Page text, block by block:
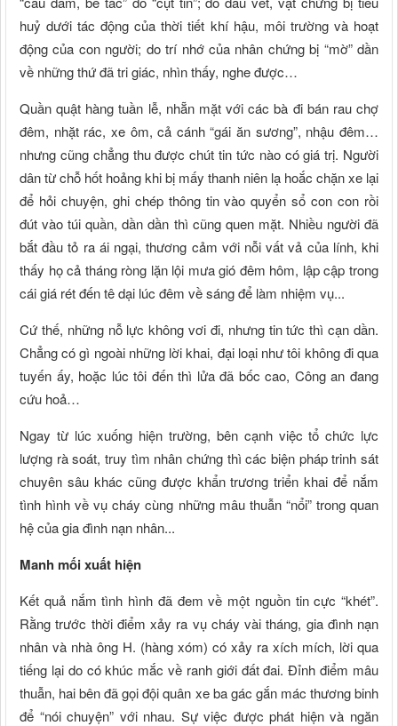
huỷ dưới tác động của thời tiết khí hậu, môi trường và hoạt
động của con người; do trí nhớ của nhân chứng bị “mờ” dần
về những thứ đã tri giác, nhìn thấy, nghe được…
Quần quật hàng tuần lễ, nhẵn mặt với các bà đi bán rau chợ
đêm, nhặt rác, xe ôm, cả cánh “gái ăn sương”, nhậu đêm…
nhưng cũng chẳng thu được chút tin tức nào có giá trị. Người
dân từ chỗ hốt hoảng khi bị mấy thanh niên lạ hoắc chặn xe lại
để hỏi chuyện, ghi chép thông tin vào quyển sổ con con rồi
đút vào túi quần, dần dần thì cũng quen mặt. Nhiều người đã
bắt đầu tỏ ra ái ngại, thương cảm với nỗi vất vả của lính, khi
thấy họ cả tháng ròng lặn lội mưa gió đêm hôm, lập cập trong
cái giá rét đến tê dại lúc đêm về sáng để làm nhiệm vụ...
Cứ thế, những nỗ lực không vơi đi, nhưng tin tức thì cạn dần.
Chẳng có gì ngoài những lời khai, đại loại như tôi không đi qua
tuyến ấy, hoặc lúc tôi đến thì lửa đã bốc cao, Công an đang
cứu hoả…
Ngay từ lúc xuống hiện trường, bên cạnh việc tổ chức lực
lượng rà soát, truy tìm nhân chứng thì các biện pháp trinh sát
chuyên sâu khác cũng được khẩn trương triển khai để nắm
tình hình về vụ cháy cùng những mâu thuẫn “nổi” trong quan
hệ của gia đình nạn nhân...
Manh mối xuất hiện
Kết quả nắm tình hình đã đem về một nguồn tin cực “khét”.
Rằng trước thời điểm xảy ra vụ cháy vài tháng, gia đình nạn
nhân và nhà ông H. (hàng xóm) có xảy ra xích mích, lời qua
tiếng lại do có khúc mắc về ranh giới đất đai. Đỉnh điểm mâu
thuẫn, hai bên đã gọi đội quân xe ba gác gắn mác thương binh
để “nói chuyện” với nhau. Sự việc được phát hiện và ngăn